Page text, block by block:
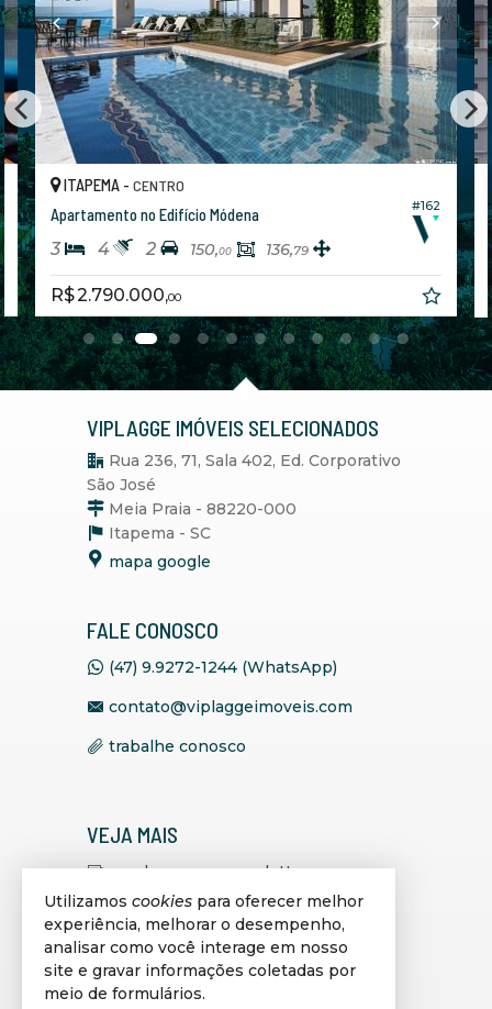
#162
ITAPEMA -CENTRO
Apartamento no Edifício Módena
3 4 2 150,00 136,79
R$ 2.790.000,00
VIPLAGGE IMÓVEIS SELECIONADOS
Rua 236, 71, Sala 402, Ed. Corporativo
São José
Meia Praia - 88220-000
Itapema - SC
mapa google
FALE CONOSCO
(47) 9.9272-1244 (WhatsApp)
contato@viplaggeimoveis.com
trabalhe conosco
VEJA MAIS
receba nosso newsletter
indicadores financeiros
cadastre seu imóvel
imóveis favoritos
Utilizamos cookies para oferecer melhor
experiência, melhorar o desempenho,
analisar como você interage em nosso
site e gravar informações coletadas por
meio de formulários.